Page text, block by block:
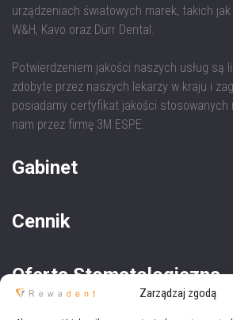
Zarządzaj zgodą
urządzeniach światowych marek, takich jak
W&H, Kavo oraz Dürr Dental.
Potwierdzeniem jakości naszych usług są
zdobyte przez naszych lekarzy w kraju i
posiadamy certyfikat jakości stosowanych
nam przez firmę 3M ESPE.
Gabinet
Cennik
Oferta Stomatologiczna